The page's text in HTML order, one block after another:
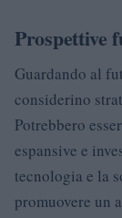
Prospettive
Guardando al
considerino
Potrebbero
espansive e
tecnologia e la
promuovere un